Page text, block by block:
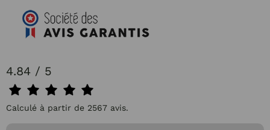
4.84 / 5
Calculé à partir de 2567 avis.